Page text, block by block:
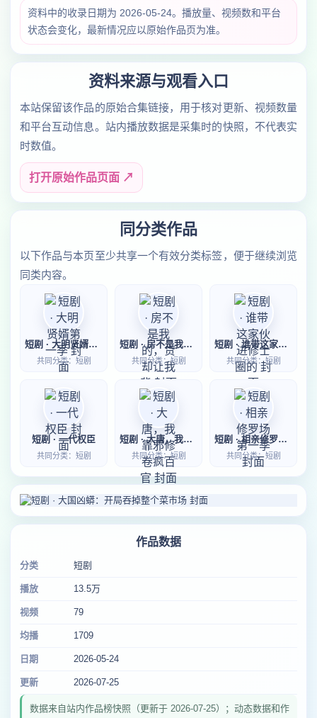
资料中的收录日期为 2026-05-24。播放量、视频数和平台
状态会变化，最新情况应以原始作品页为准。
资料来源与观看入口
本站保留该作品的原始合集链接，用于核对更新、视频数量
和平台互动信息。站内播放数据是采集时的快照，不代表实
时数值。
打开原始作品页面 ↗
同分类作品
以下作品与本页至少共享一个有效分类标签，便于继续浏览
同类内容。
短剧 · 大明贤婿第一季
共同分类：短剧
短剧 · 房不是我的，贷却让我背
共同分类：短剧
短剧 · 谁带这家伙进修士圈的
共同分类：短剧
短剧 · 一代权臣
共同分类：短剧
短剧 · 大唐，我靠邪修卷疯百官
共同分类：短剧
短剧 · 相亲修罗场第一季
共同分类：短剧
作品数据
分类 短剧
播放 13.5万
视频 79
均播 1709
日期 2026-05-24
更新 2026-07-25
数据来自站内作品榜快照（更新于 2026-07-25）；动态数据和作